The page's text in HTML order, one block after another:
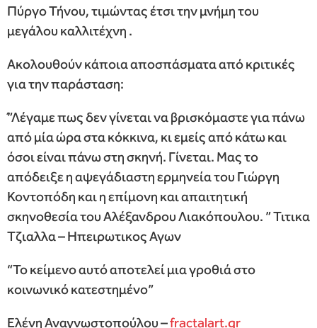
Πύργο Τήνου, τιμώντας έτσι την μνήμη του
μεγάλου καλλιτέχνη .
Ακολουθούν κάποια αποσπάσματα από κριτικές
για την παράσταση:
́”Λέγαμε πως δεν γίνεται να βρισκόμαστε για πάνω
από μία ώρα στα κόκκινα, κι εμείς από κάτω και
όσοι είναι πάνω στη σκηνή. Γίνεται. Μας το
απόδειξε η αψεγάδιαστη ερμηνεία του Γιώργη
Κοντοπόδη και η επίμονη και απαιτητική
σκηνοθεσία του Αλέξανδρου Λιακόπουλου. ” Τιτικα
Τζιαλλα – Ηπειρωτικος Αγων
“Το κείμενο αυτό αποτελεί μια γροθιά στο
κοινωνικό κατεστημένο”
Ελένη Αναγνωστοπούλου –fractalart.gr